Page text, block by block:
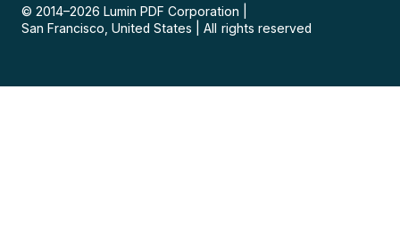
© 2014–2026 Lumin PDF Corporation
San Francisco, United States
All rights reserved